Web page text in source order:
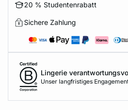
20 % Studentenrabatt
Sichere Zahlung
Lingerie
Unser langfristiges